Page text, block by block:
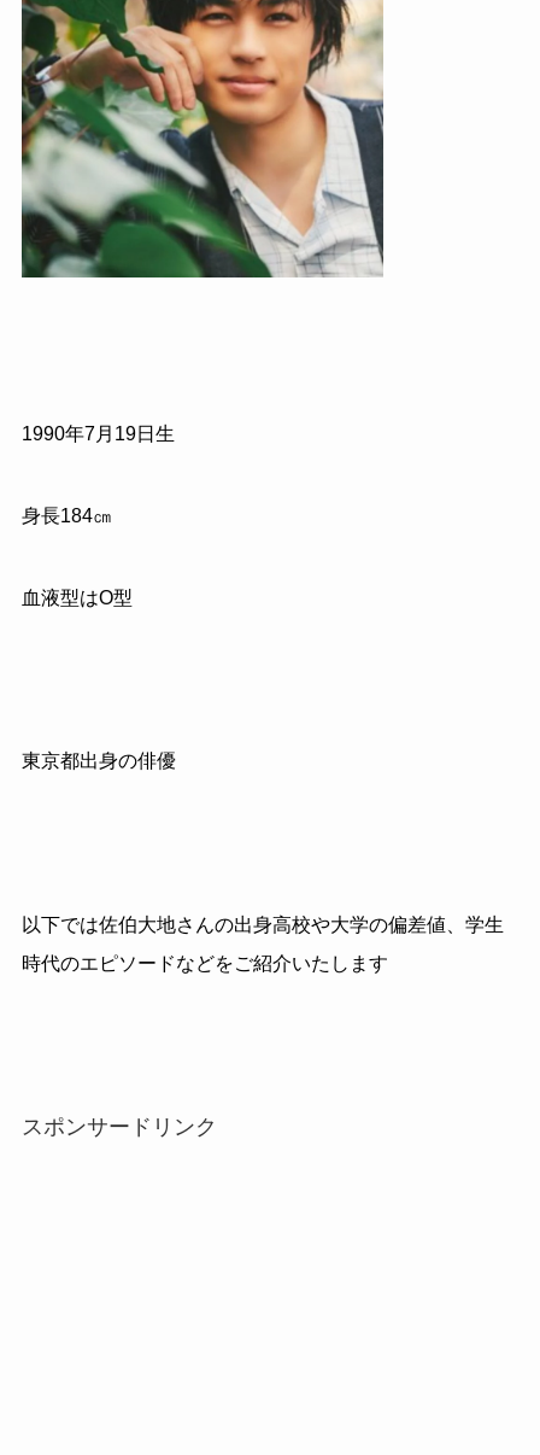
1990年7月19日生
身長184㎝
血液型はO型
東京都出身の俳優
以下では佐伯大地さんの出身高校や大学の偏差値、学生
時代のエピソードなどをご紹介いたします
スポンサードリンク